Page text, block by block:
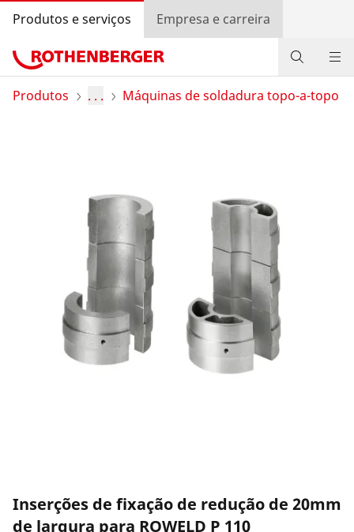
Produtos e serviços Empresa e carreira
Produtos
Pesquisa de revendedores
Seleção do país
Empresa e carreira
Produtos . . . Máquinas de soldadura topo-a-topo
Inserções de fixação de redução de 20mm
de largura para ROWELD P 110